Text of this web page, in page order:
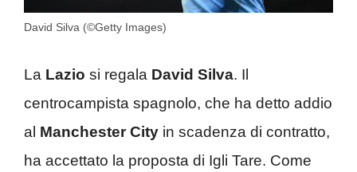
David Silva (©Getty Images)
La Lazio si regala David Silva. Il
centrocampista spagnolo, che ha detto addio
al Manchester City in scadenza di contratto,
ha accettato la proposta di Igli Tare. Come